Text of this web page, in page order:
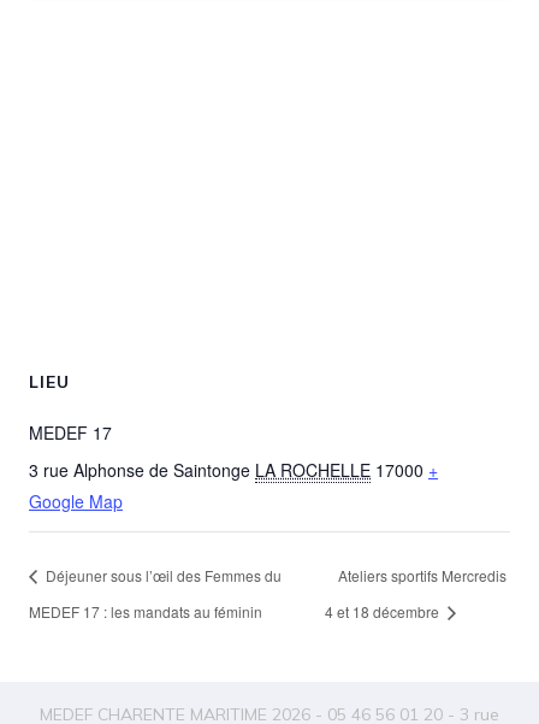
LIEU
MEDEF 17
3 rue Alphonse de Saintonge LA ROCHELLE 17000 +
Google Map
Déjeuner sous l’œil des Femmes du
MEDEF 17 : les mandats au féminin
Ateliers sportifs Mercredis
4 et 18 décembre
MEDEF CHARENTE MARITIME 2026 - 05 46 56 01 20 - 3 rue